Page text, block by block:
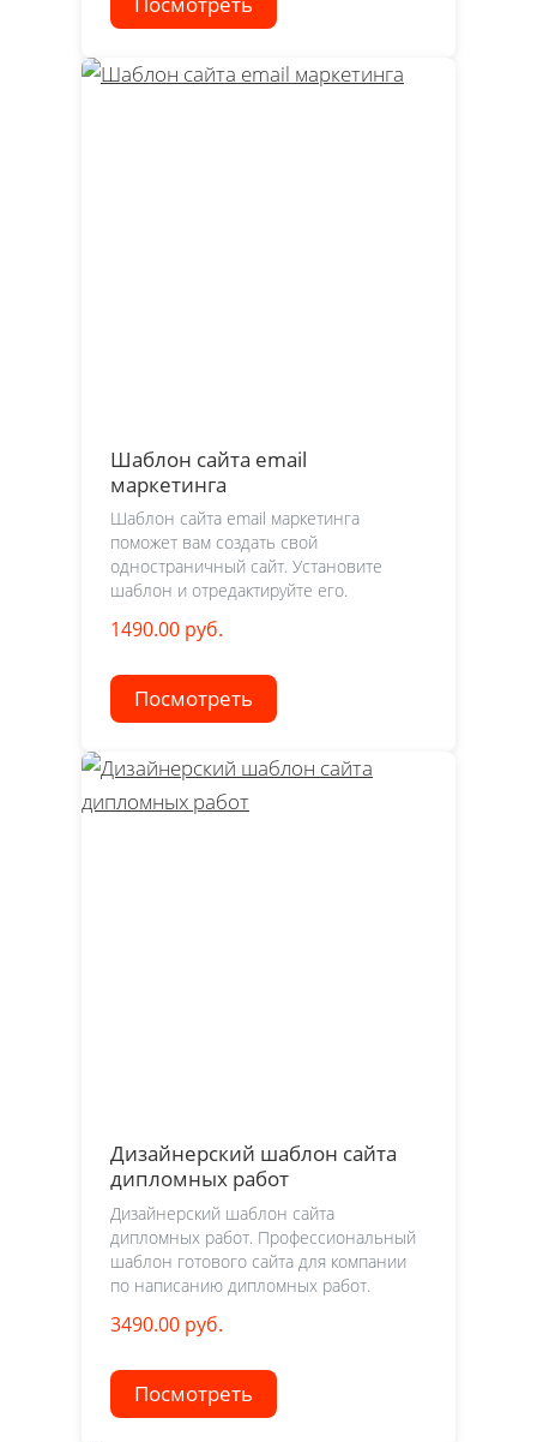
Шаблон сайта email
маркетинга
Шаблон сайта email маркетинга
поможет вам создать свой
одностраничный сайт. Установите
шаблон и отредактируйте его.
1490.00 руб.
Посмотреть
Дизайнерский шаблон сайта
дипломных работ
Дизайнерский шаблон сайта
дипломных работ. Профессиональный
шаблон готового сайта для компании
по написанию дипломных работ.
3490.00 руб.
Посмотреть